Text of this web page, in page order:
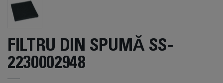
FILTRU DIN SPUMĂ SS-
2230002948